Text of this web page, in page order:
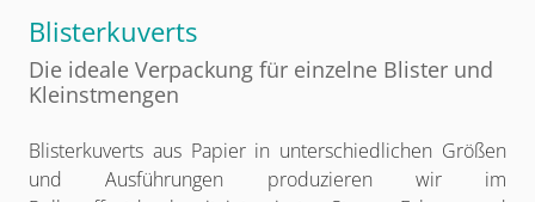
Blisterkuverts
Die ideale Verpackung für einzelne Blister und
Kleinstmengen
Blisterkuverts aus Papier in unterschiedlichen Größen
und Ausführungen produzieren wir im